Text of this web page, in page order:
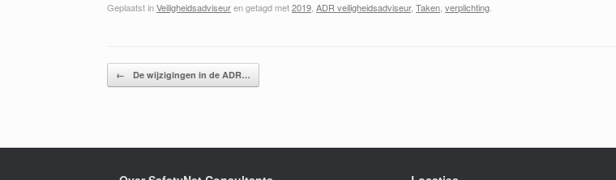
Geplaatst inVeiligheidsadviseuren getagd met2019 ADR veiligheidsadviseur, Taken verplichting
Bericht navigatie
← De wijzigingen in de ADR…